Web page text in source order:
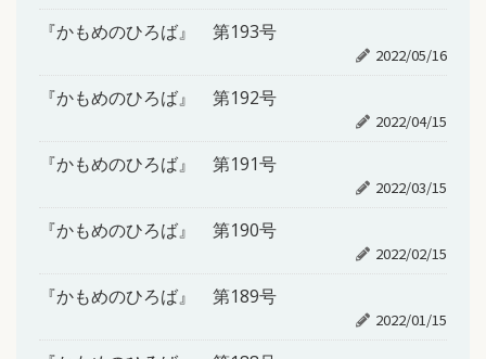
『かもめのひろば』 第193号
2022/05/16
『かもめのひろば』 第192号
2022/04/15
『かもめのひろば』 第191号
2022/03/15
『かもめのひろば』 第190号
2022/02/15
『かもめのひろば』 第189号
2022/01/15